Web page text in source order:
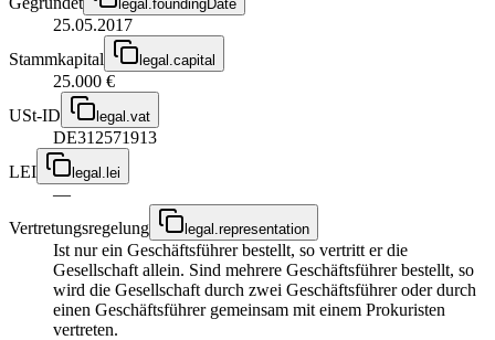
legal.foundingDate
25.05.2017
Stammkapital
legal.capital
25.000 €
USt-ID
legal.vat
DE312571913
LEI
legal.lei
—
Vertretungsregelung
legal.representation
Ist nur ein Geschäftsführer bestellt, so vertritt er die
Gesellschaft allein. Sind mehrere Geschäftsführer bestellt, so
wird die Gesellschaft durch zwei Geschäftsführer oder durch
einen Geschäftsführer gemeinsam mit einem Prokuristen
vertreten.